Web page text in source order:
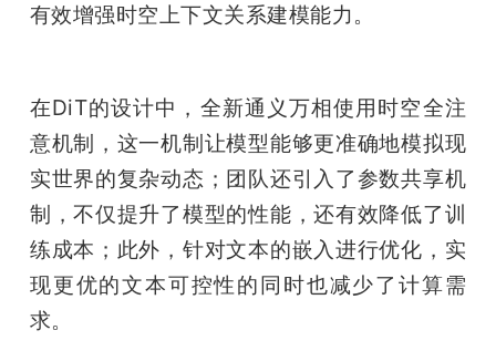
有效增强时空上下文关系建模能力。
在DiT的设计中，全新通义万相使用时空全注
意机制，这一机制让模型能够更准确地模拟现
实世界的复杂动态；团队还引入了参数共享机
制，不仅提升了模型的性能，还有效降低了训
练成本；此外，针对文本的嵌入进行优化，实
现更优的文本可控性的同时也减少了计算需
求。